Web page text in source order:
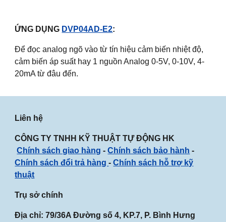
ỨNG DỤNG DVP04AD-E2:
Để đọc analog ngõ vào từ tín hiệu cảm biến nhiệt độ,
cảm biến áp suất hay 1 nguồn Analog 0-5V, 0-10V, 4-
20mA từ đâu đến.
Liên hệ
CÔNG TY TNHH KỸ THUẬT TỰ ĐỘNG HK
Chính sách giao hàng - Chính sách bảo hành -
Chính sách đổi trả hàng- Chính sách hỗ trợ kỹ
thuật
Trụ sở chính
Địa chỉ: 79/36A Đường số 4, KP.7, P. Bình Hưng